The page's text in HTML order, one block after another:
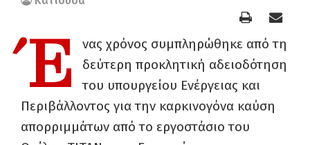
Έ
νας χρόνος συμπληρώθηκε από τη
δεύτερη προκλητική αδειοδότηση
του υπουργείου Ενέργειας και
Περιβάλλοντος για την καρκινογόνα καύση
απορριμμάτων από το εργοστάσιο του